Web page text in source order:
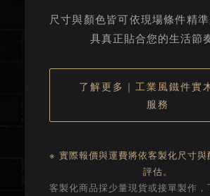
尺寸與顏色皆可依現場條件精
具真正貼合您的生活節奏
了解更多｜工業風鐵件實
服務
※ 實際報價與運費將依客製化尺寸與
評估。
客製化商品採少量現貨或接單製作